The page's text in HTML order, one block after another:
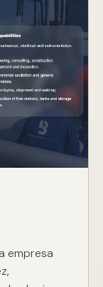
empresa